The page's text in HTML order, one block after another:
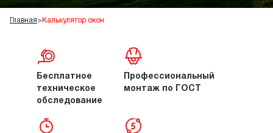
Главная> Калькулятор окон
Бесплатное
техническое
обследование
Профессиональный
монтаж по ГОСТ